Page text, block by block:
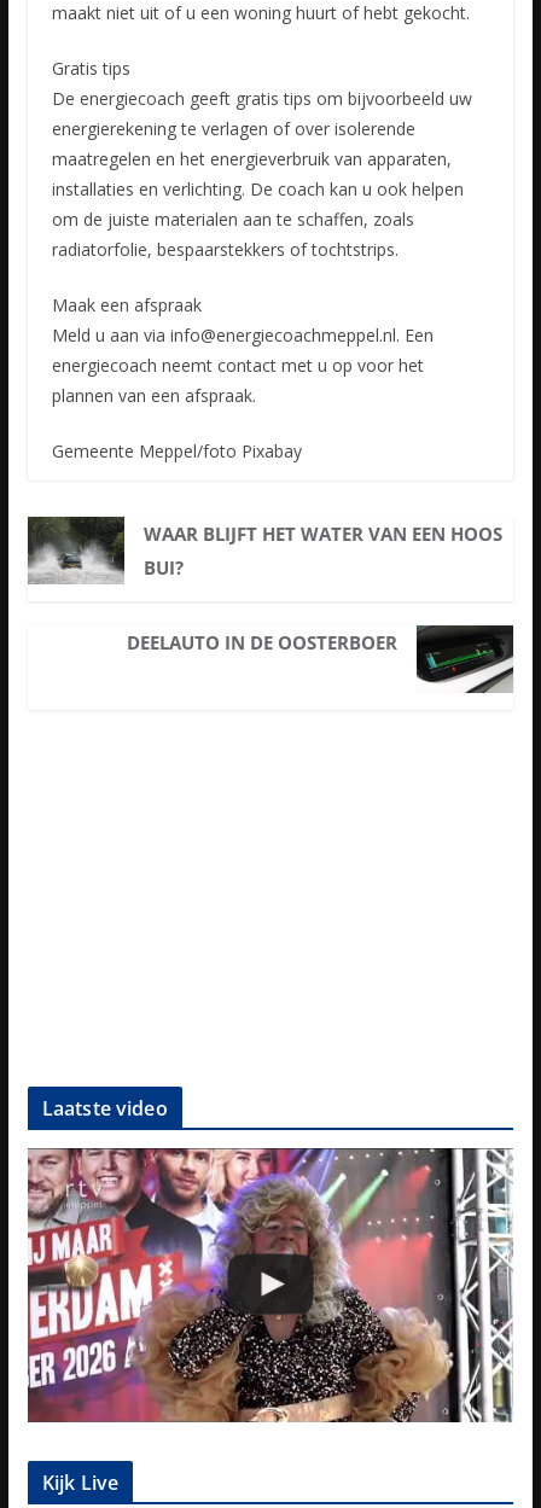
maakt niet uit of u een woning huurt of hebt gekocht.
Gratis tips
De energiecoach geeft gratis tips om bijvoorbeeld uw
energierekening te verlagen of over isolerende
maatregelen en het energieverbruik van apparaten,
installaties en verlichting. De coach kan u ook helpen
om de juiste materialen aan te schaffen, zoals
radiatorfolie, bespaarstekkers of tochtstrips.
Maak een afspraak
Meld u aan via info@energiecoachmeppel.nl. Een
energiecoach neemt contact met u op voor het
plannen van een afspraak.
Gemeente Meppel/foto Pixabay
WAAR BLIJFT HET WATER VAN EEN HOOS
BUI?
DEELAUTO IN DE OOSTERBOER
Laatste video
Kijk Live